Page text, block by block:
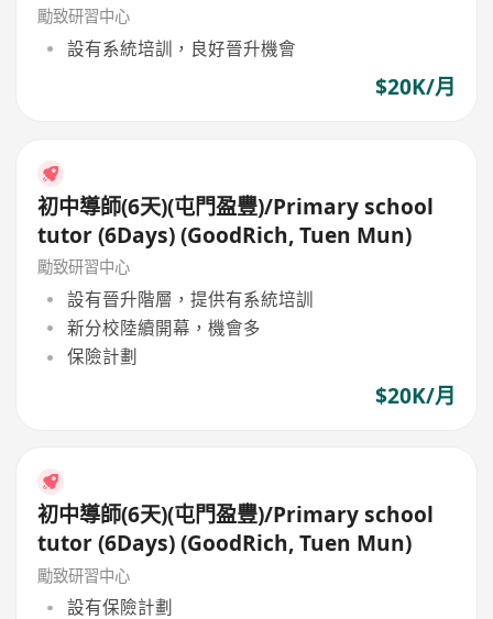
勵致研習中心
設有系統培訓，良好晉升機會
$20K/月
初中導師(6天)(屯門盈豐)/Primary school
tutor (6Days) (GoodRich, Tuen Mun)
勵致研習中心
設有晉升階層，提供有系統培訓
新分校陸續開幕，機會多
保險計劃
$20K/月
初中導師(6天)(屯門盈豐)/Primary school
tutor (6Days) (GoodRich, Tuen Mun)
勵致研習中心
設有保險計劃